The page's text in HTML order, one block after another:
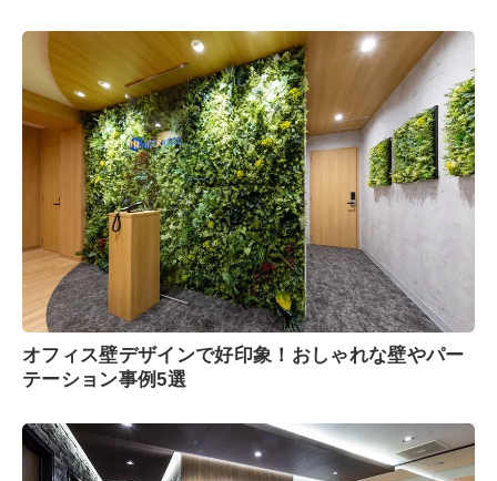
オフィス壁デザインで好印象！おしゃれな壁やパー
テーション事例5選